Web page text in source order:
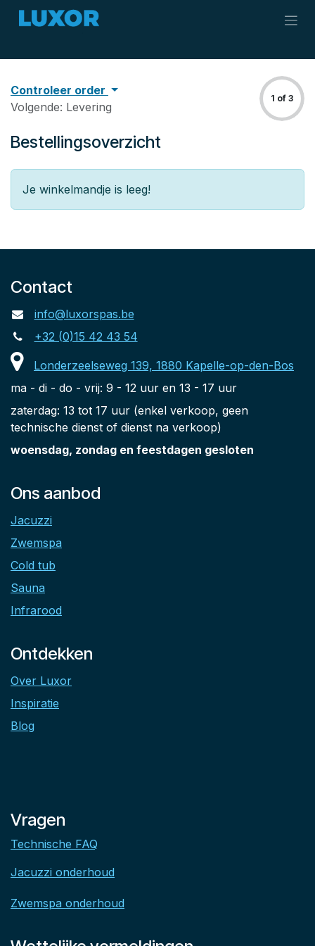
Overslaan naar inhoud
Controleer order
Volgende: Levering
1 of 3
Bestellingsoverzicht
Je winkelmandje is leeg!
Contact
info@luxorspas.be
+32 (0)15 42 43 54
Londerzeelseweg 139, 1880 Kapelle-op-den-Bos
ma - di - do - vrij: 9 - 12 uur en 13 - 17 uur
zaterdag: 13 tot 17 uur (enkel verkoop, geen
technische dienst of dienst na verkoop)
woensdag, zondag en feestdagen gesloten
Ons aanbod
Jacuzzi
Zwemspa
Cold tub
Sauna
Infrarood
Ontdekken
Over Luxor
Inspiratie
Blog
Vragen
Technische FAQ
Jacuzzi onderhoud
Zwemspa onderhoud